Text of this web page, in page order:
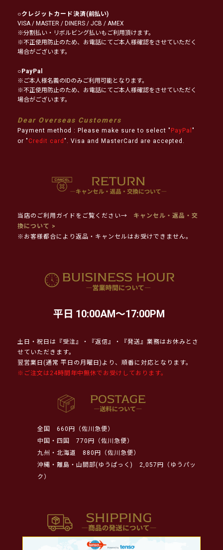
○クレジットカード決済(前払い)
VISA / MASTER / DINERS / JCB / AMEX
※分割払い・リボルビング払いもご利用頂けます。
※不正使用防止のため、お電話にてご本人様確認をさせていただく
場合がございます。
○PayPal
※ご本人様名義のIDのみご利用可能となります。
※不正使用防止のため、お電話にてご本人様確認をさせていただく
場合がございます。
Dear Overseas Customers
Payment method : Please make sure to select " PayPal "
or " Credit card ". Visa and MasterCard are accepted.
当店のご利用ガイドをご覧ください→
キャンセル・返品・交
換について >
※お客様都合により返品・キャンセルはお受けできません。
平日 10:00AM～17:00PM
土日・祝日は『受注』・『返信』・『発送』業務はお休みとさ
せていただきます。
翌営業日(通常 平日の月曜日)より、順番に対応となります。
※ご注文は24時間年中無休でお受けしております。
全国
660円（佐川急便）
中国・四国
770円（佐川急便）
九州・北海道
880円（佐川急便）
沖縄・離島・山間部(ゆうぱっく)
2,057円（ゆうパッ
ク）